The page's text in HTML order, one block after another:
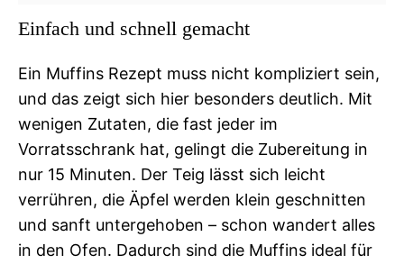
Einfach und schnell gemacht
Ein Muffins Rezept muss nicht kompliziert sein,
und das zeigt sich hier besonders deutlich. Mit
wenigen Zutaten, die fast jeder im
Vorratsschrank hat, gelingt die Zubereitung in
nur 15 Minuten. Der Teig lässt sich leicht
verrühren, die Äpfel werden klein geschnitten
und sanft untergehoben – schon wandert alles
in den Ofen. Dadurch sind die Muffins ideal für